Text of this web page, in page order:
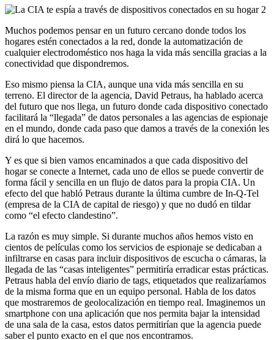
Muchos podemos pensar en un futuro cercano donde todos los
hogares estén conectados a la red, donde la automatización de
cualquier electrodoméstico nos haga la vida más sencilla gracias a la
conectividad que dispondremos.
Eso mismo piensa la CIA, aunque una vida más sencilla en su
terreno. El director de la agencia, David Petraus, ha hablado acerca
del futuro que nos llega, un futuro donde cada dispositivo conectado
facilitará la “llegada” de datos personales a las agencias de espionaje
en el mundo, donde cada paso que damos a través de la conexión les
dirá lo que hacemos.
Y es que si bien vamos encaminados a que cada dispositivo del
hogar se conecte a Internet, cada uno de ellos se puede convertir de
forma fácil y sencilla en un flujo de datos para la propia CIA. Un
efecto del que habló Petraus durante la última cumbre de In-Q-Tel
(empresa de la CIA de capital de riesgo) y que no dudó en tildar
como “el efecto clandestino”.
La razón es muy simple. Si durante muchos años hemos visto en
cientos de películas como los servicios de espionaje se dedicaban a
infiltrarse en casas para incluir dispositivos de escucha o cámaras, la
llegada de las “casas inteligentes” permitiría erradicar estas prácticas.
Petraus habla del envío diario de tags, etiquetados que realizaríamos
de la misma forma que en un equipo personal. Habla de los datos
que mostraremos de geolocalización en tiempo real. Imaginemos un
smartphone con una aplicación que nos permita bajar la intensidad
de una sala de la casa, estos datos permitirían que la agencia puede
saber el punto exacto en el que nos encontramos.